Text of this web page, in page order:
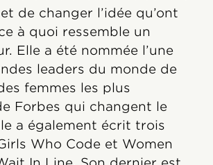
de changer l’idée qu’ont
à quoi ressemble un
Elle a été nommée l’une
leaders du monde de
femmes les plus
Forbes qui changent le
a également écrit trois
Who Code et Women